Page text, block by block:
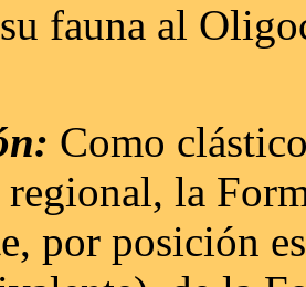
fauna al
Como
regional, la
por posición